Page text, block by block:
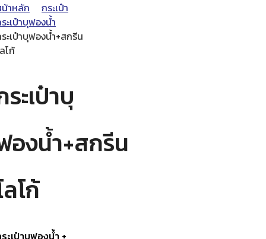
าหลัก
กระเป๋า
ะเป๋าบุฟองน้ำ
ะเป๋าบุฟองน้ำ+สกรีน
โก้
ระเป๋าบุ
องน้ำ+สกรีน
ลโก้